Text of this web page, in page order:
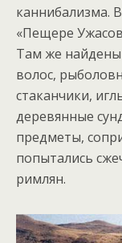
каннибализма.
«Пещере
Там же
волос,
стаканчики,
деревянные
предметы,
попытались
римлян.